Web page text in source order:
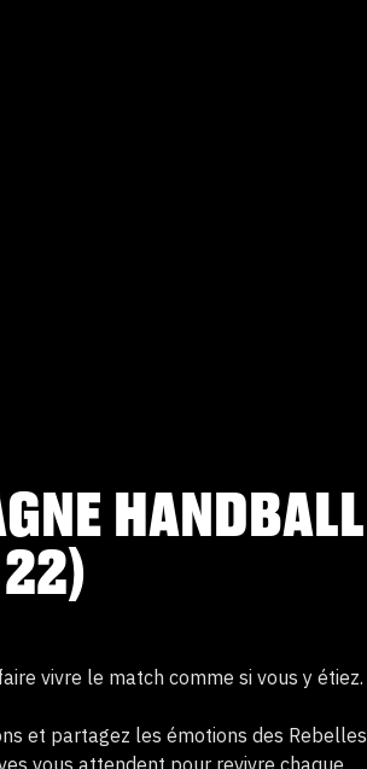
HANDBALL
22)
vivre le match comme si vous y étiez.
et partagez les émotions des Rebelles
vous attendent pour revivre chaque